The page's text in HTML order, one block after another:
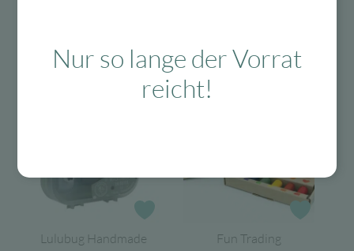
-40 %
Lulubug Handmade
Fun Trading
Nur so lange der Vorrat
reicht!